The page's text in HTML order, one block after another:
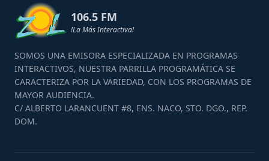
106.5 FM
!La Más Interactiva!
SOMOS UNA EMISORA ESPECIALIZADA EN PROGRAMAS
INTERACTIVOS, NUESTRA PARRILLA PROGRAMÁTICA SE
CARACTERIZA POR LA VARIEDAD, CON LOS PROGRAMAS DE
MAYOR AUDIENCIA.
C/ ALBERTO LARANCUENT #8, ENS. NACO, STO. DGO., REP.
DOM.